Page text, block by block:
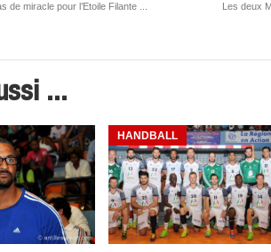
de miracle pour l’Etoile Filante ... Les deux
...
HANDBALL